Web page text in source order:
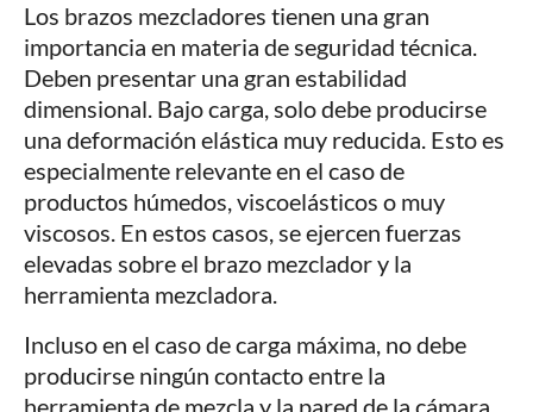
Los brazos mezcladores tienen una gran
importancia en materia de seguridad técnica.
Deben presentar una gran estabilidad
dimensional. Bajo carga, solo debe producirse
una deformación elástica muy reducida. Esto es
especialmente relevante en el caso de
productos húmedos, viscoelásticos o muy
viscosos. En estos casos, se ejercen fuerzas
elevadas sobre el brazo mezclador y la
herramienta mezcladora.
Incluso en el caso de carga máxima, no debe
producirse ningún contacto entre la